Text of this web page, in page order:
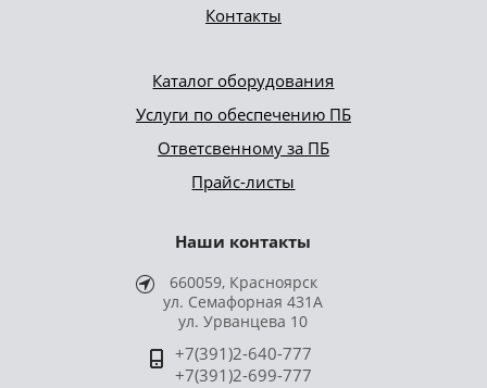
Контакты
Каталог оборудования
Услуги по обеспечению ПБ
Ответсвенному за ПБ
Прайс-листы
Наши контакты
660059, Красноярск
ул. Семафорная 431А
ул. Урванцева 10
+7(391)2-640-777
+7(391)2-699-777